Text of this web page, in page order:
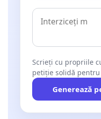
Scrieți cu propriile
petiție solidă pentru
Generează